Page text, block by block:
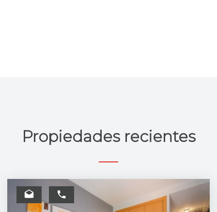
Propiedades recientes